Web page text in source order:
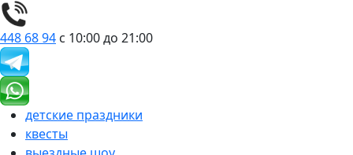
448 68 94 с 10:00 до 21:00
детские праздники
квесты